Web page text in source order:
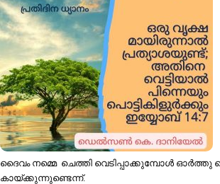
ദൈവം നമ്മെ ചെത്തി വെടിപ്പാക്കുമ്പോൾ
കായ്ക്കുന്നുണ്ടെന്ന്.